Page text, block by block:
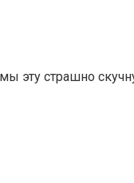
эту страшно